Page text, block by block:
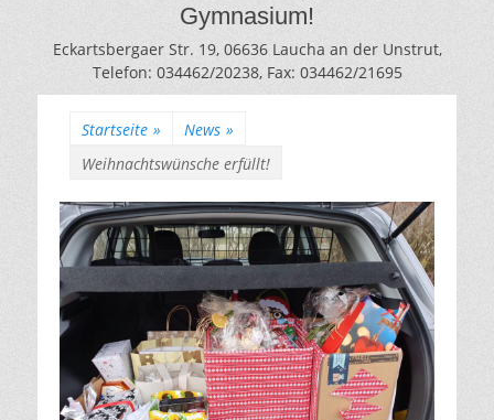
Gymnasium!
Eckartsbergaer Str. 19, 06636 Laucha an der Unstrut,
Telefon: 034462/20238, Fax: 034462/21695
Startseite » News »
Weihnachtswünsche erfüllt!